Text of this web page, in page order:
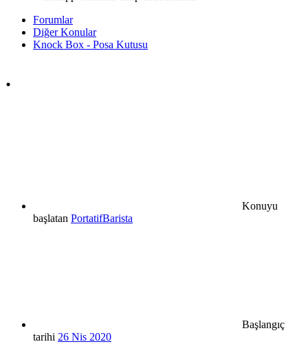
Forumlar
Diğer Konular
Knock Box - Posa Kutusu
.
Konuyu
başlatan PortatifBarista
Başlangıç
tarihi 26 Nis 2020